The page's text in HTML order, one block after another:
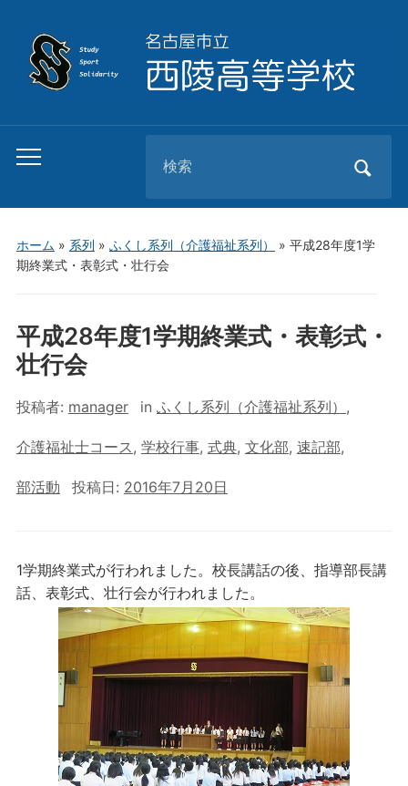
Toggle
menu
for:
ホーム » 系列 » ふくし系列（介護福祉系列） » 平成28年度1学
期終業式・表彰式・壮行会
平成28年度1学期終業式・表彰式・
壮行会
投稿者: manager in ふくし系列（介護福祉系列） ,
介護福祉士コース, 学校行事, 式典, 文化部, 速記部,
部活動 投稿日: 2016年7月20日
1学期終業式が行われました。校長講話の後、指導部長講
話、表彰式、壮行会が行われました。